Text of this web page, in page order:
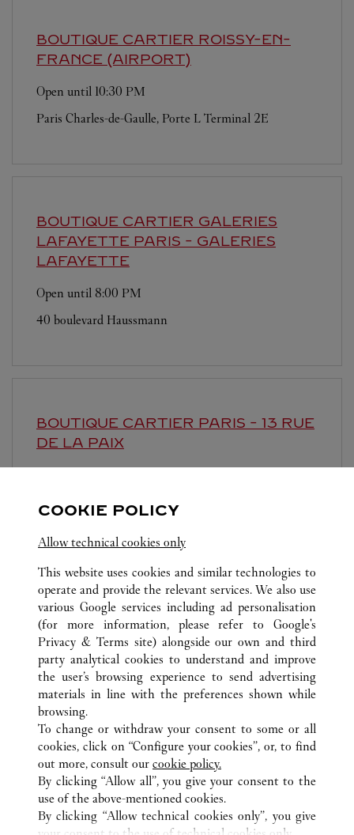
BOUTIQUE CARTIER ROISSY-EN-
FRANCE (AIRPORT)
Open until 10:30 PM
Paris Charles-de-Gaulle, Porte L Terminal 2E
BOUTIQUE CARTIER GALERIES
LAFAYETTE PARIS - GALERIES
LAFAYETTE
Open until 8:00 PM
40 boulevard Haussmann
BOUTIQUE CARTIER PARIS - 13 RUE
DE LA PAIX
ALL CARTIER LOCATIONS
FRANCE
ROISSY-EN-FRANCE (AIRPORT)
PARIS CHARLES-DE-GAULLE, TERMINAL 1
CUSTOMER CARE
CONTACT US
OUR COMPANY
CAREERS
FIND IN BOUTIQUE
COOKIE POLICY
Allow technical cookies only
This website uses cookies and similar technologies to
operate and provide the relevant services. We also use
various Google services including ad personalisation
(for more information, please refer to Google's
Privacy & Terms site) alongside our own and third
party analytical cookies to understand and improve
the user’s browsing experience to send advertising
materials in line with the preferences shown while
browsing.
To change or withdraw your consent to some or all
cookies, click on “Configure your cookies”, or, to find
out more, consult our cookie policy.
By clicking “Allow all”, you give your consent to the
use of the above-mentioned cookies.
By clicking “Allow technical cookies only”, you give